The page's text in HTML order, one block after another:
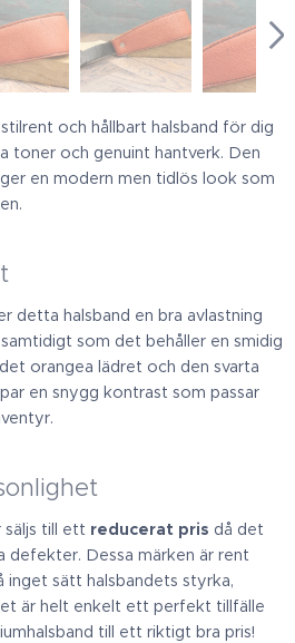
och hållbart halsband för dig
toner och genuint hantverk. Den
en modern men tidlös look som
detta halsband en bra avlastning
som det behåller en smidig
orangea lädret och den svarta
en snygg kontrast som passar
till ett reducerat pris då det
defekter. Dessa märken är rent
inget sätt halsbandets styrka,
är helt enkelt ett perfekt tillfälle
till ett riktigt bra pris!